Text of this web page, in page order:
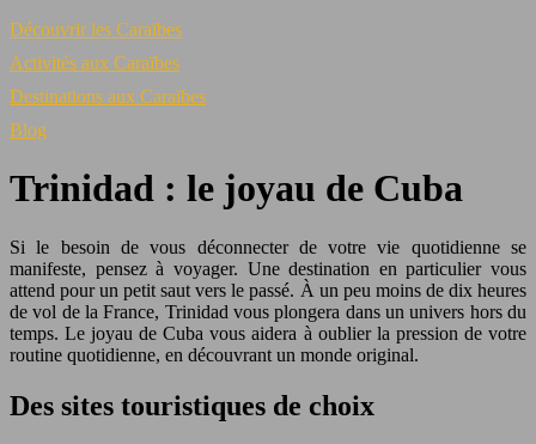
Découvrir les Caraïbes
Activités aux Caraïbes
Destinations aux Caraïbes
Blog
Trinidad : le joyau de Cuba
Si le besoin de vous déconnecter de votre vie quotidienne se
manifeste, pensez à voyager. Une destination en particulier vous
attend pour un petit saut vers le passé. À un peu moins de dix heures
de vol de la France, Trinidad vous plongera dans un univers hors du
temps. Le joyau de Cuba vous aidera à oublier la pression de votre
routine quotidienne, en découvrant un monde original.
Des sites touristiques de choix